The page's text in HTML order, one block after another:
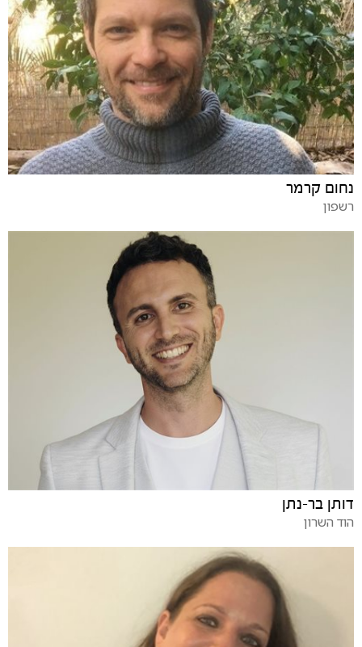
נחום קרמר
רשפון
דותן בר-נתן
הוד השרון